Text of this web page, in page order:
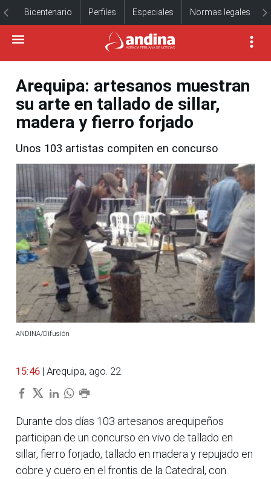
Bicentenario Perfiles Especiales Normas legales
Arequipa: artesanos muestran
su arte en tallado de sillar,
madera y fierro forjado
Unos 103 artistas compiten en concurso
ANDINA/Difusión
15:46 | Arequipa, ago. 22.
Durante dos días 103 artesanos arequipeños
participan de un concurso en vivo de tallado en
sillar, fierro forjado, tallado en madera y repujado en
cobre y cuero en el frontis de la Catedral, con